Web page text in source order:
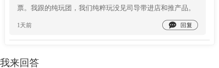
票。我跟的纯玩团，我们纯粹玩没见司导带进店和推产品。
1天前 
我来回答